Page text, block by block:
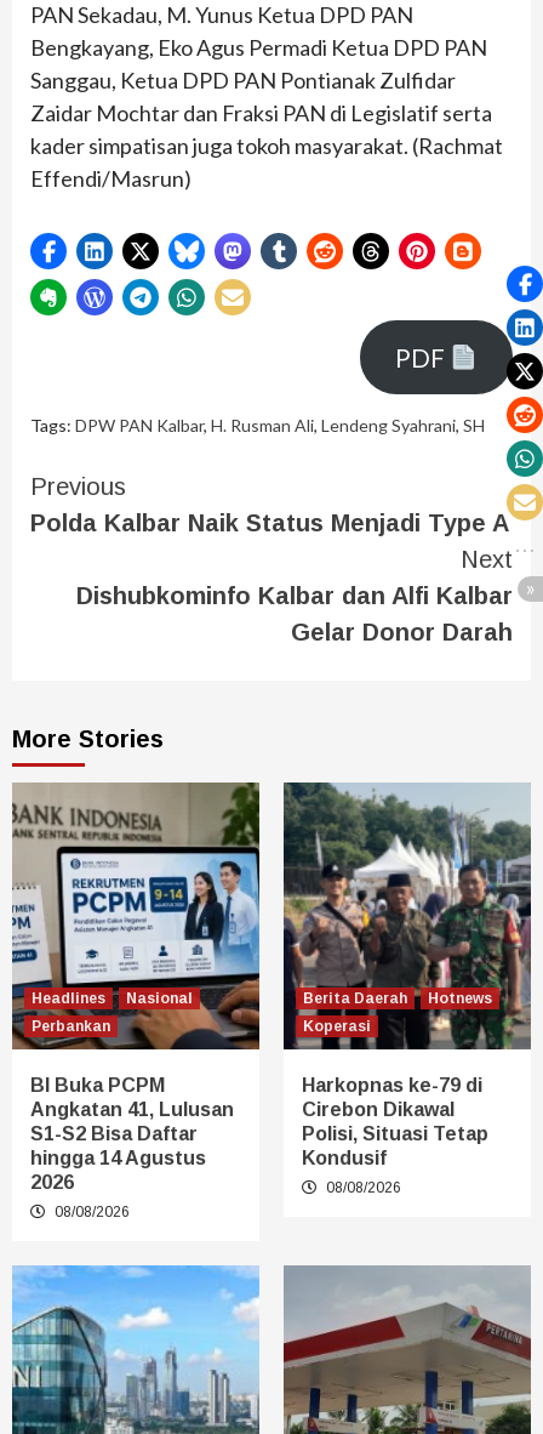
PAN Sekadau, M. Yunus Ketua DPD PAN
Bengkayang, Eko Agus Permadi Ketua DPD PAN
Sanggau, Ketua DPD PAN Pontianak Zulfidar
Zaidar Mochtar dan Fraksi PAN di Legislatif serta
kader simpatisan juga tokoh masyarakat. (Rachmat
Effendi/Masrun)
PDF
Tags: DPW PAN Kalbar, H. Rusman Ali, Lendeng Syahrani, SH
Previous
Polda Kalbar Naik Status Menjadi Type A
Next
Dishubkominfo Kalbar dan Alfi Kalbar
Gelar Donor Darah
More Stories
Headlines
Nasional
Perbankan
BI Buka PCPM
Angkatan 41, Lulusan
S1-S2 Bisa Daftar
hingga 14 Agustus
2026
08/08/2026
Berita Daerah
Hotnews
Koperasi
Harkopnas ke-79 di
Cirebon Dikawal
Polisi, Situasi Tetap
Kondusif
08/08/2026